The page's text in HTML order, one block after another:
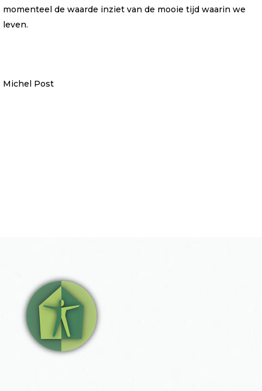
momenteel de waarde inziet van de mooie tijd waarin we
leven.
Michel Post